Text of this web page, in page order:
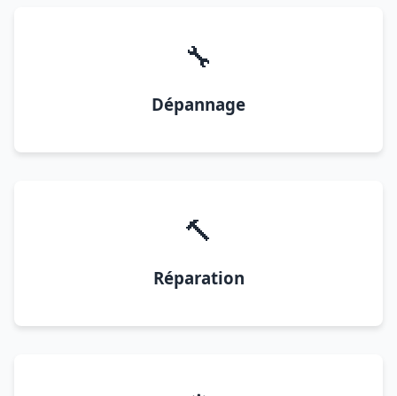
🔧
Dépannage
🔨
Réparation